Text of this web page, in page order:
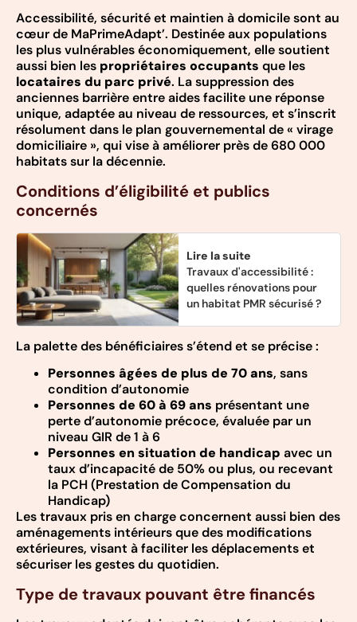
Accessibilité, sécurité et maintien à domicile sont au
cœur de MaPrimeAdapt’. Destinée aux populations
les plus vulnérables économiquement, elle soutient
aussi bien les propriétaires occupants que les
locataires du parc privé. La suppression des
anciennes barrière entre aides facilite une réponse
unique, adaptée au niveau de ressources, et s’inscrit
résolument dans le plan gouvernemental de « virage
domiciliaire », qui vise à améliorer près de 680 000
habitats sur la décennie.
Conditions d’éligibilité et publics
concernés
Lire la suite
Travaux d'accessibilité :
quelles rénovations pour
un habitat PMR sécurisé ?
La palette des bénéficiaires s’étend et se précise :
Personnes âgées de plus de 70 ans, sans
condition d’autonomie
Personnes de 60 à 69 ans présentant une
perte d’autonomie précoce, évaluée par un
niveau GIR de 1 à 6
Personnes en situation de handicap avec un
taux d’incapacité de 50% ou plus, ou recevant
la PCH (Prestation de Compensation du
Handicap)
Les travaux pris en charge concernent aussi bien des
aménagements intérieurs que des modifications
extérieures, visant à faciliter les déplacements et
sécuriser les gestes du quotidien.
Type de travaux pouvant être financés